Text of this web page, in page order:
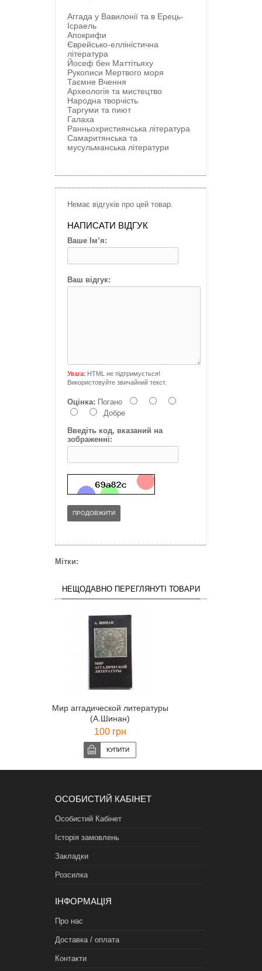
Аггада у Вавилонії та в Ерець-
Ісраель
Апокрифи
Єврейсько-елліністична
література
Йосеф бен Маттітьяху
Рукописи Мертвого моря
Таємне Вчення
Археологія та мистецтво
Народна творчість
Таргуми та пиют
Галаха
Ранньохристиянська література
Самаритянська та
мусульманська літератури
Немає відгуків про цей товар.
НАПИСАТИ ВІДГУК
Ваше Ім’я:
Ваш відгук:
Увага: HTML не підтримується!
Використовуйте звичайний текст.
Оцінка: Погано
Добре
Введіть код, вказаний на
зображенні:
ПРОДОВЖИТИ
Мітки:
НЕЩОДАВНО ПЕРЕГЛЯНУТІ ТОВАРИ
Мир аггадической литературы
(А.Шинан)
100 грн
ОСОБИСТИЙ КАБІНЕТ
Особистий Кабінет
Історія замовлень
Закладки
Розсилка
ІНФОРМАЦІЯ
Про нас
Доставка / оплата
Контакти